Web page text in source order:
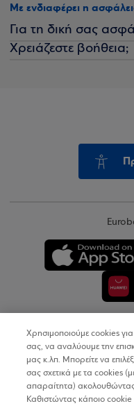
Με ενδιαφέρει η
Για τη δική σας
Χρειάζεστε βοήθεια;
Χρησιμοποιούμε cookies
σας, να αναλύουμε την
μας κ.λπ. Μπορείτε να
σας σχετικά με τα cookies
απαραίτητα) ακολουθώντας
Καθιστώντας κάποιο cookie